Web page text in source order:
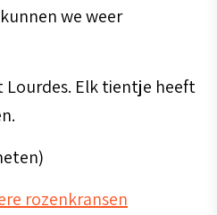
we weer
Elk tientje heeft
rozenkransen